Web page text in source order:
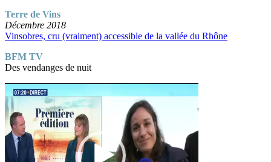
Terre de Vins
Décembre 2018
Vinsobres, cru (vraiment) accessible de la vallée du Rhône
BFM TV
Des vendanges de nuit
Lecteur
vidéo